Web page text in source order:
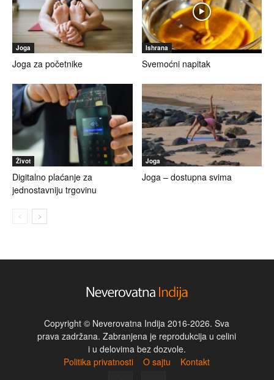
Joga
Joga za početnike
Ishrana
Svemoćni napitak
Život
Digitalno plaćanje za
jednostavniju trgovinu
Joga
Joga – dostupna svima
Copyright © Neverovatna Indija 2016-2026. Sva
prava zadržana. Zabranjena je reprodukcija u celini
i u delovima bez dozvole.
Politika privatnosti
O sajtu Kontakt